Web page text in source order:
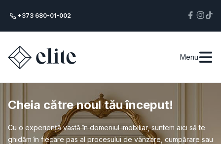
+373 680-01-002
Menu
Cheia către noul tău început!
Cu o experiență vastă în domeniul imobiliar, suntem aici să te
ghidăm în fiecare pas al procesului de vânzare, cumpărare sau